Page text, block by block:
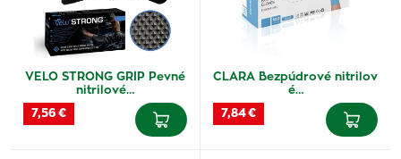
VELO STRONG GRIP Pevné
nitrilové…
7,56 €
CLARA Bezpúdrové nitrilov
é…
7,84 €